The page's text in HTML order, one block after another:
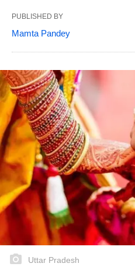
PUBLISHED BY
Mamta Pandey
Uttar Pradesh